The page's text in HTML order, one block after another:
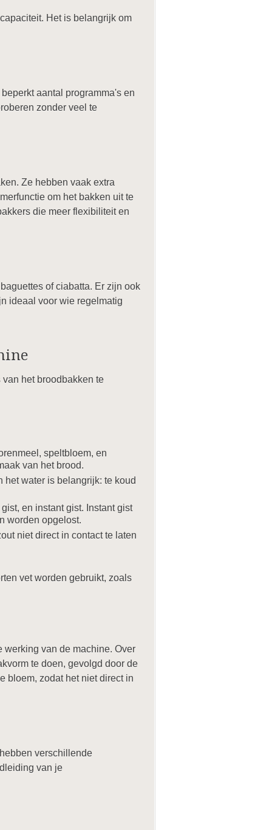
Het is belangrijk om
aantal programma's en
zonder veel te
Ze hebben vaak extra
om het bakken uit te
die meer flexibiliteit en
of ciabatta. Er zijn ook
ideaal voor wie regelmatig
het broodbakken te
speltbloem, en
van het brood.
water is belangrijk: te koud
en instant gist. Instant gist
worden opgelost.
niet direct in contact te laten
vet worden gebruikt, zoals
van de machine. Over
te doen, gevolgd door de
bloem, zodat het niet direct in
verschillende
van je